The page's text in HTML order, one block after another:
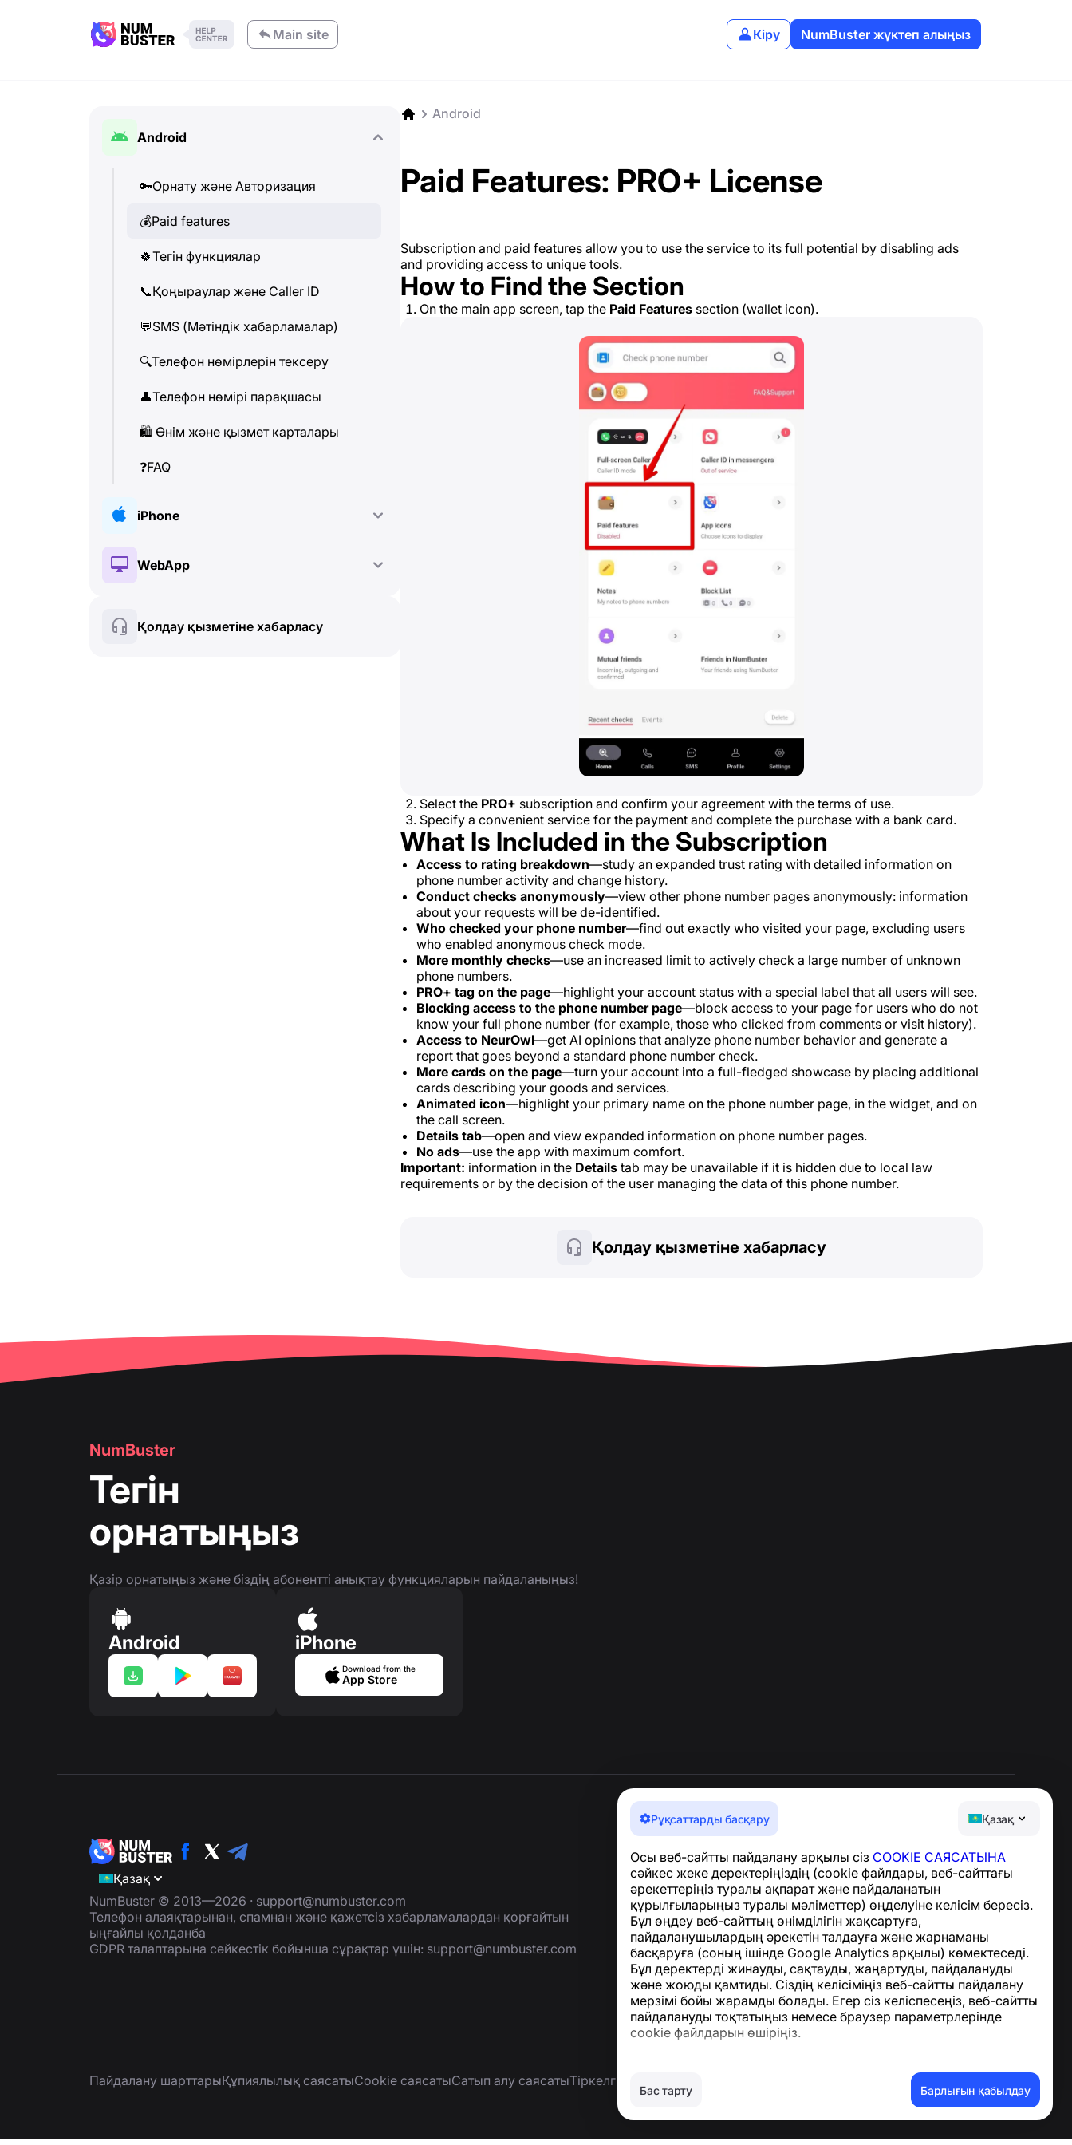
Main site Кіру NumBuster жүктеп алыңыз
Рұқсаттарды басқару Қазақ
Осы веб-сайтты пайдалану арқылы сіз COOKIE САЯСАТЫНА
сәйкес жеке деректеріңіздің (cookie файлдары, веб-сайттағы
әрекеттеріңіз туралы ақпарат және пайдаланатын
құрылғыларыңыз туралы мәліметтер) өңделуіне келісім бересіз.
Бұл өңдеу веб-сайттың өнімділігін жақсартуға,
пайдаланушылардың әрекетін талдауға және жарнаманы
басқаруға (соның ішінде Google Analytics арқылы) көмектеседі.
Бұл деректерді жинауды, сақтауды, жаңартуды, пайдалануды
және жоюды қамтиды. Сіздің келісіміңіз веб-сайтты пайдалану
мерзімі бойы жарамды болады. Егер сіз келіспесеңіз, веб-сайтты
пайдалануды тоқтатыңыз немесе браузер параметрлерінде
cookie файлдарын өшіріңіз.
Бас тарту Барлығын қабылдау
Android
🔑Орнату және Авторизация
💰Paid features
🍀Тегін функциялар
📞Қоңыраулар және Caller ID
💬SMS (Мәтіндік хабарламалар)
🔍Телефон нөмірлерін тексеру
👤Телефон нөмірі парақшасы
🛍 ️ Өнім және қызмет карталары
❓FAQ
iPhone
🔑 Орнату және Авторизация
🍀Тегін функциялар
WebApp
Қолдау қызметіне хабарласу
Android
Paid Features: PRO+ License
Subscription and paid features allow you to use the service to its full potential by disabling ads
and providing access to unique tools.
How to Find the Section
On the main app screen, tap the Paid Features section (wallet icon).
Select the PRO+ subscription and confirm your agreement with the terms of use.
Specify a convenient service for the payment and complete the purchase with a bank card.
What Is Included in the Subscription
Access to rating breakdown—study an expanded trust rating with detailed information on
phone number activity and change history.
Conduct checks anonymously—view other phone number pages anonymously: information
about your requests will be de-identified.
Who checked your phone number—find out exactly who visited your page, excluding users
who enabled anonymous check mode.
More monthly checks—use an increased limit to actively check a large number of unknown
phone numbers.
PRO+ tag on the page—highlight your account status with a special label that all users will see.
Blocking access to the phone number page—block access to your page for users who do not
know your full phone number (for example, those who clicked from comments or visit history).
Access to NeurOwl—get AI opinions that analyze phone number behavior and generate a
report that goes beyond a standard phone number check.
More cards on the page—turn your account into a full-fledged showcase by placing additional
cards describing your goods and services.
Animated icon—highlight your primary name on the phone number page, in the widget, and on
the call screen.
Details tab—open and view expanded information on phone number pages.
No ads—use the app with maximum comfort.
Important: information in the Details tab may be unavailable if it is hidden due to local law
requirements or by the decision of the user managing the data of this phone number.
Қолдау қызметіне хабарласу
NumBuster
Тегін
орнатыңыз
Қазір орнатыңыз және біздің абонентті анықтау функцияларын пайдаланыңыз!
Android iPhone
Download from the
App Store
Қазақ
NumBuster © 2013—2026 · support@numbuster.com
Телефон алаяқтарынан, спамнан және қажетсіз хабарламалардан қорғайтын
ыңғайлы қолданба
GDPR талаптарына сәйкестік бойынша сұрақтар үшін: support@numbuster.com
Жаңалықтар мен
мақалалар
Жоба туралы
Байланыс
Пайдалану шарттарыҚұпиялылық саясатыCookie саясатыСатып алу саясатыТіркелгіні және жеке деректерді жою